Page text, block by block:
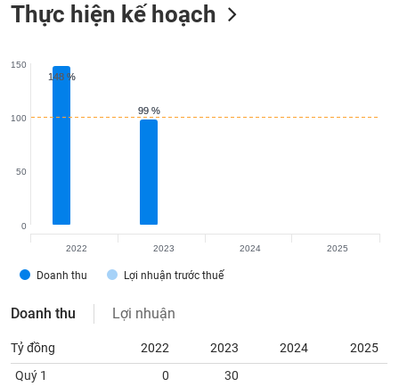
Thực hiện kế hoạch
148 %
148 %
99 %
99 %
Doanh thu Lợi nhuận trước thuế
0
50
100
150
2022 2023 2024 2025
Doanh thu Lợi nhuận
Tỷ đồng 2022 2023 2024
2025
Quý 1
0 30